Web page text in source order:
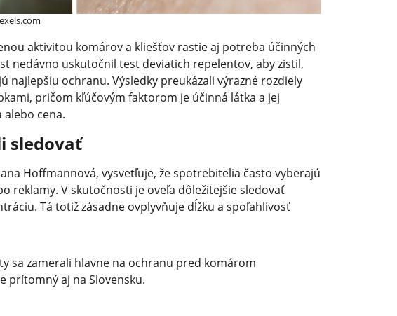
aktivitou komárov a kliešťov rastie aj potreba účinných
nedávno uskutočnil test deviatich repelentov, aby zistil,
najlepšiu ochranu. Výsledky preukázali výrazné rozdiely
pričom kľúčovým faktorom je účinná látka a jej
alebo cena.
sledovať
Hoffmannová, vysvetľuje, že spotrebitelia často vyberajú
reklamy. V skutočnosti je oveľa dôležitejšie sledovať
Tá totiž zásadne ovplyvňuje dĺžku a spoľahlivosť
sa zamerali hlavne na ochranu pred komárom
prítomný aj na Slovensku.